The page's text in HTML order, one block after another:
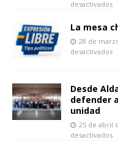
desactivados
La mesa
28 de
desactivados
Desde
defender
unidad
25 de abril
desactivados